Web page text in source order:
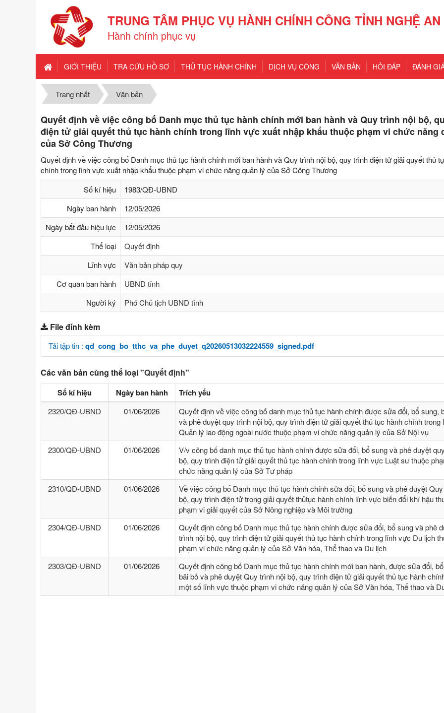
TRUNG TÂM PHỤC VỤ HÀNH CHÍNH CÔNG TỈNH NGHỆ AN
Hành chính phục vụ
GIỚI THIỆU TRA CỨU HỒ SƠ THỦ TỤC HÀNH CHÍNH DỊCH VỤ CÔNG VĂN BẢN HỎI ĐÁP ĐÁNH
Trang nhất Văn bản
Quyết định về việc công bố Danh mục thủ tục hành chính mới ban hành và Quy trình nội bộ,
điện tử giải quyết thủ tục hành chính trong lĩnh vực xuất nhập khẩu thuộc phạm vi chức năng
của Sở Công Thương
Quyết định về việc công bố Danh mục thủ tục hành chính mới ban hành và Quy trình nội bộ, quy trình điện tử giải quyết thủ
chính trong lĩnh vực xuất nhập khẩu thuộc phạm vi chức năng quản lý của Sở Công Thương
Số kí hiệu
1983/QĐ-UBND
Ngày ban hành
12/05/2026
Ngày bắt đầu hiệu lực
12/05/2026
Thể loại
Quyết định
Lĩnh vực
Văn bản pháp quy
Cơ quan ban hành
UBND tỉnh
Người ký
Phó Chủ tịch UBND tỉnh
File đính kèm
Tải tập tin : qd_cong_bo_tthc_va_phe_duyet_q20260513032224559_signed.pdf
Các văn bản cùng thể loại"Quyết định"
Số kí hiệu Ngày ban hành Trích yếu
2320/QĐ-UBND 01/06/2026
Quyết định về việc công bố danh mục thủ tục hành chính được sửa đổi, bổ sung,
và phê duyệt quy trình nội bộ, quy trình điện tử giải quyết thủ tục hành chính trong
Quản lý lao động ngoài nước thuộc phạm vi chức năng quản lý của Sở Nội vụ
2300/QĐ-UBND
01/06/2026
V/v công bố danh mục thủ tục hành chính được sửa đổi, bổ sung và phê duyệt
bộ, quy trình điện tử giải quyết thủ tục hành chính trong lĩnh vực Luật sư thuộc
chức năng quản lý của Sở Tư pháp
2310/QĐ-UBND
01/06/2026
Về việc công bố Danh mục thủ tục hành chính sửa đổi, bổ sung và phê duyệt
bộ, quy trình điện tử trong giải quyết thủtục hành chính lĩnh vực biến đổi khí hậu
phạm vi giải quyết của Sở Nông nghiệp và Môi trường
2304/QĐ-UBND
01/06/2026
Quyết định công bố Danh mục thủ tục hành chính được sửa đổi, bổ sung và phê
trình nội bộ, quy trình điện tử giải quyết thủ tục hành chính trong lĩnh vực Du lịch
phạm vi chức năng quản lý của Sở Văn hóa, Thể thao và Du lịch
2303/QĐ-UBND
01/06/2026
Quyết định công bố Danh mục thủ tục hành chính mới ban hành, được sửa đổi,
bãi bỏ và phê duyệt Quy trình nội bộ, quy trình điện tử giải quyết thủ tục hành
một số lĩnh vực thuộc phạm vi chức năng quản lý của Sở Văn hóa, Thể thao và